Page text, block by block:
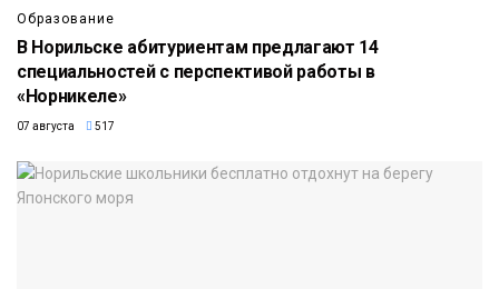
Образование
В Норильске абитуриентам предлагают 14
специальностей с перспективой работы в
«Норникеле»
07 августа 517